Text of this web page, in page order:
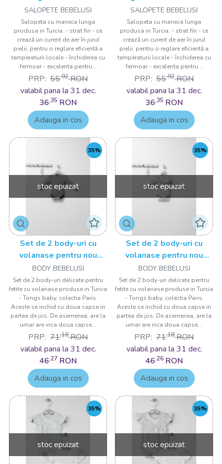
BLEUMARIN, Tongs baby
SALOPETE BEBELUSI
Salopeta cu maneca lunga
produsa in Turcia. - strat fin - ce
crează un curent de aer în jurul
pielii, pentru o reglare eficientă a
temperaturii locale - închiderea cu
fermoar - excelenta pentru...
PRP: 55,92 RON
valabil pana la 31 dec.
36,35 RON
Adauga in cos
Tongs baby
SALOPETE BEBELUSI
Salopeta cu maneca lunga
produsa in Turcia. - strat fin - ce
crează un curent de aer în jurul
pielii, pentru o reglare eficientă a
temperaturii locale - închiderea cu
fermoar - excelenta pentru...
PRP: 55,92 RON
valabil pana la 31 dec.
36,35 RON
Adauga in cos
stoc epuizat
35%
Set de 2 body-uri cu
volanase pentru nou
nascuti Paris, Tongs baby,
mov
BODY BEBELUSI
Set de 2 body-uri delicate pentru
fetite cu volanase produse in Turcia
- Tongs baby, colectia Paris.
Aceste se inchid cu doua capse in
partea de jos. De asemenea, are la
umar are inca doua capse...
PRP: 71,18 RON
valabil pana la 31 dec.
46,27 RON
Adauga in cos
stoc epuizat
35%
Set de 2 body-uri cu
volanase pentru nou
nascuti Paris, Tongs baby,
roz
BODY BEBELUSI
Set de 2 body-uri delicate pentru
fetite cu volanase produse in Turcia
- Tongs baby, colectia Paris.
Aceste se inchid cu doua capse in
partea de jos. De asemenea, are la
umar are inca doua capse...
PRP: 71,18 RON
valabil pana la 31 dec.
46,26 RON
Adauga in cos
stoc epuizat
35%
stoc epuizat
35%